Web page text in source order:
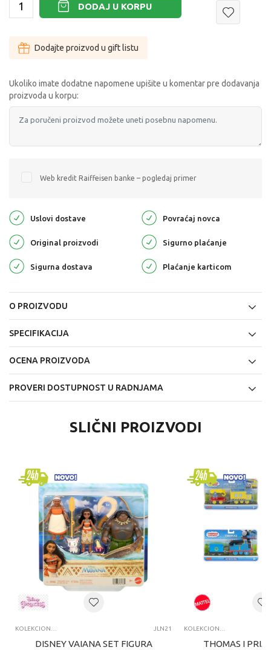
DODAJ U KORPU
Dodajte proizvod u gift listu
Ukoliko imate dodatne napomene upišite u komentar pre dodavanja
proizvoda u korpu:
Web kredit Raiffeisen banke – pogledaj primer
Uslovi dostave Povraćaj novca
Original proizvodi Sigurno plaćanje
Sigurna dostava Plaćanje karticom
O PROIZVODU
SPECIFIKACIJA
OCENA PROIZVODA
PROVERI DOSTUPNOST U RADNJAMA
SLIČNI PROIZVODI
KOLEKCIONARSKE FIGURE I SETOVI JLN21
DISNEY VAIANA SET FIGURA
KOLEKCIONARSKE FIGURE I SETOVI
THOMAS I